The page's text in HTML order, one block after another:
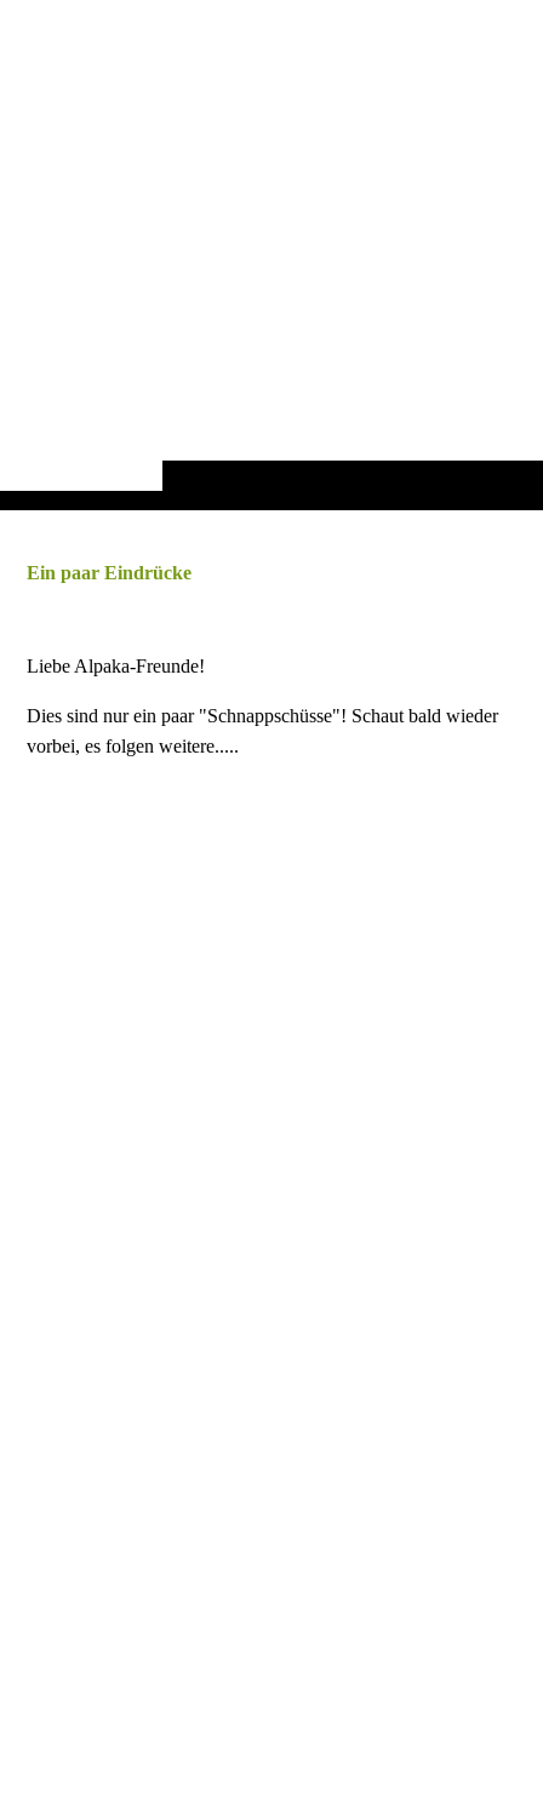
Ein paar Eindrücke
Liebe Alpaka-Freunde!
Dies sind nur ein paar "Schnappschüsse"! Schaut bald wieder
vorbei, es folgen weitere.....